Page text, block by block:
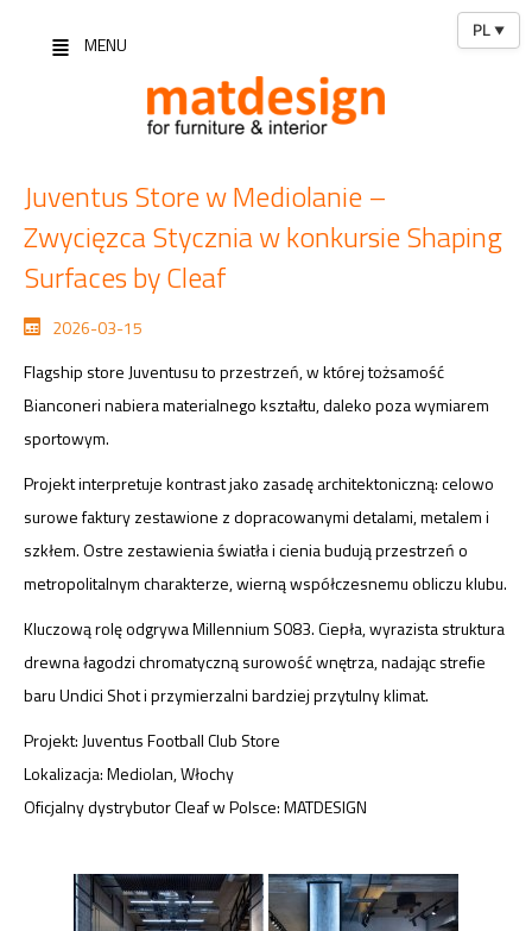
PL ▼
MENU
Juventus Store w Mediolanie –
Zwycięzca Stycznia w konkursie Shaping
Surfaces by Cleaf
2026-03-15
Flagship store Juventusu to przestrzeń, w której tożsamość
Bianconeri nabiera materialnego kształtu, daleko poza wymiarem
sportowym.
Projekt interpretuje kontrast jako zasadę architektoniczną: celowo
surowe faktury zestawione z dopracowanymi detalami, metalem i
szkłem. Ostre zestawienia światła i cienia budują przestrzeń o
metropolitalnym charakterze, wierną współczesnemu obliczu klubu.
Kluczową rolę odgrywa Millennium S083. Ciepła, wyrazista struktura
drewna łagodzi chromatyczną surowość wnętrza, nadając strefie
baru Undici Shot i przymierzalni bardziej przytulny klimat.
Projekt: Juventus Football Club Store
Lokalizacja: Mediolan, Włochy
Oficjalny dystrybutor Cleaf w Polsce: MATDESIGN